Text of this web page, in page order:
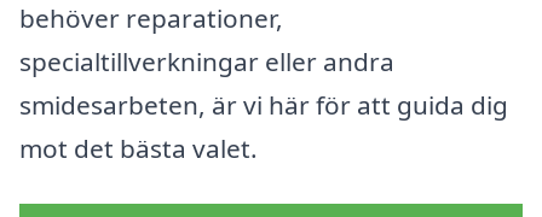
behöver reparationer,
specialtillverkningar eller andra
smidesarbeten, är vi här för att guida dig
mot det bästa valet.